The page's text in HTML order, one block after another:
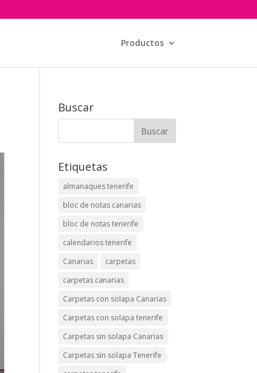
Productos
Buscar
Etiquetas
almanaques tenerife
bloc de notas canarias
bloc de notas tenerife
calendarios tenerife
Canarias
carpetas
carpetas canarias
Carpetas con solapa Canarias
Carpetas con solapa tenerife
Carpetas sin solapa Canarias
Carpetas sin solapa Tenerife